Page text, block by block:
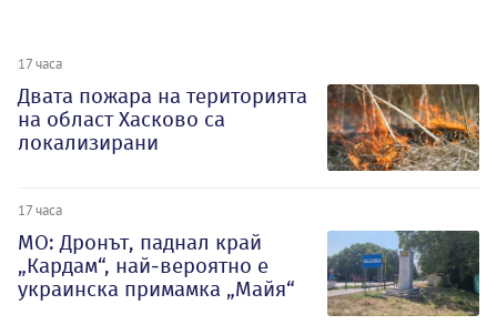
17 часа
Двата пожара на територията
на област Хасково са
локализирани
17 часа
МО: Дронът, паднал край
„Кардам“, най-вероятно е
украинска примамка „Майя“